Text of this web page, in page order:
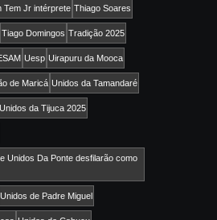
Tem Jr intérprete Thiago Soares
Tiago Domingos Tradição 2025
Uesp Uirapuru da Mooca
de Maricá Unidos da Tamandaré
Unidos da Tijuca 2025
Unidos Da Ponte desfilarão como
Unidos de Padre Miguel